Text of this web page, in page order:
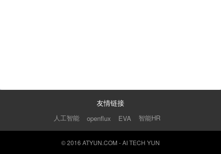
友情链接
人工智能 openflux EVA 智能HR
© 2016 ATYUN.COM - AI TECH YUN